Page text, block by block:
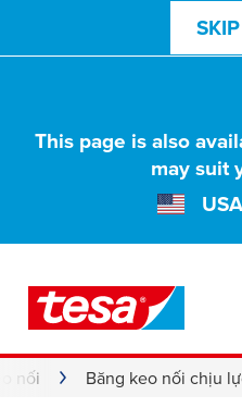
This page is also
may suit
USA
nối Băng keo nối chịu